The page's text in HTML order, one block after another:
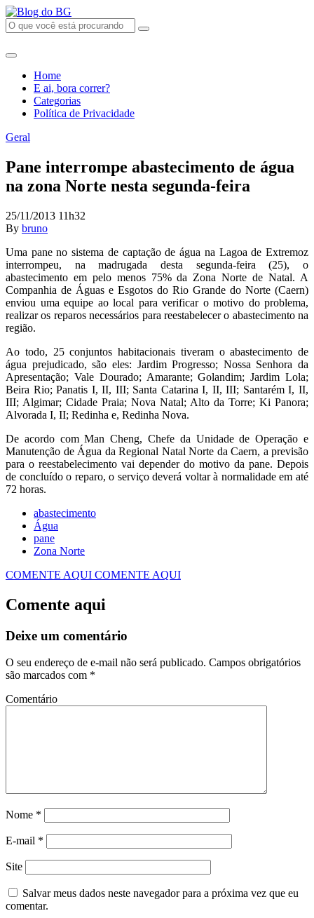
Home
E ai, bora correr?
Categorias
Política de Privacidade
Geral
Pane interrompe abastecimento de água
na zona Norte nesta segunda-feira
25/11/2013 11h32
By bruno
Uma pane no sistema de captação de água na Lagoa de Extremoz
interrompeu, na madrugada desta segunda-feira (25), o
abastecimento em pelo menos 75% da Zona Norte de Natal. A
Companhia de Águas e Esgotos do Rio Grande do Norte (Caern)
enviou uma equipe ao local para verificar o motivo do problema,
realizar os reparos necessários para reestabelecer o abastecimento na
região.
Ao todo, 25 conjuntos habitacionais tiveram o abastecimento de
água prejudicado, são eles: Jardim Progresso; Nossa Senhora da
Apresentação; Vale Dourado; Amarante; Golandim; Jardim Lola;
Beira Rio; Panatis I, II, III; Santa Catarina I, II, III; Santarém I, II,
III; Algimar; Cidade Praia; Nova Natal; Alto da Torre; Ki Panora;
Alvorada I, II; Redinha e, Redinha Nova.
De acordo com Man Cheng, Chefe da Unidade de Operação e
Manutenção de Água da Regional Natal Norte da Caern, a previsão
para o reestabelecimento vai depender do motivo da pane. Depois
de concluído o reparo, o serviço deverá voltar à normalidade em até
72 horas.
abastecimento
Água
pane
Zona Norte
COMENTE AQUI COMENTE AQUI
Comente aqui
Deixe um comentário
O seu endereço de e-mail não será publicado. Campos obrigatórios
são marcados com *
Comentário
Nome *
E-mail *
Site
Salvar meus dados neste navegador para a próxima vez que eu
comentar.